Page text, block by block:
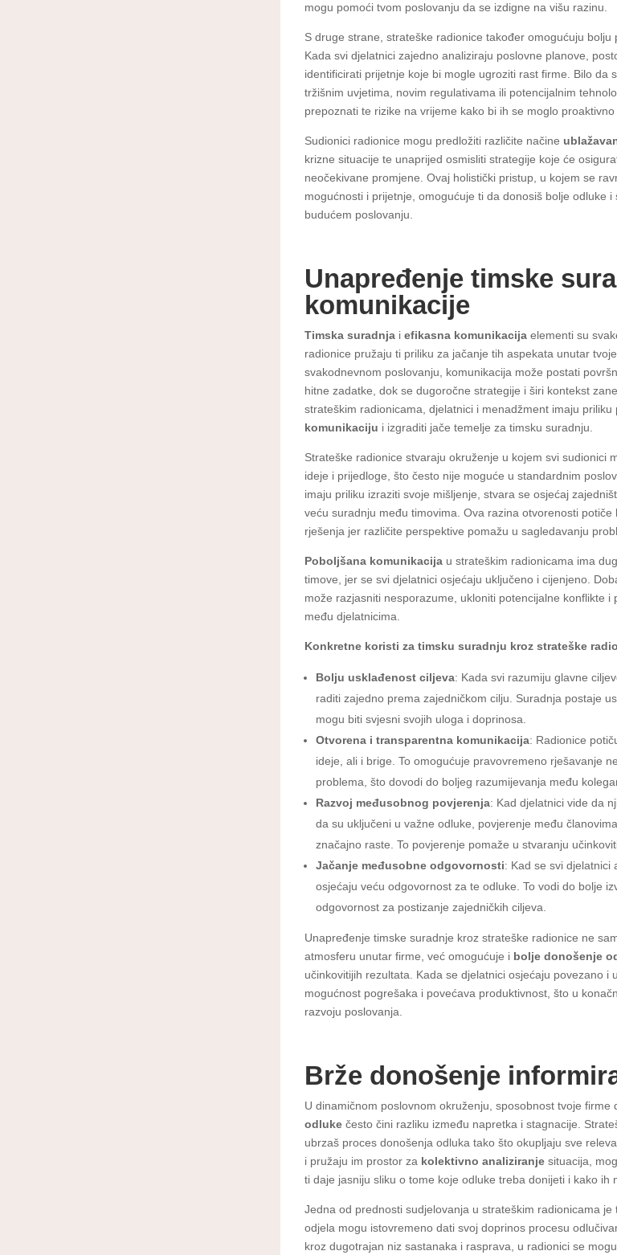
mogu pomoći tvom poslovanju da se izdigne na višu razinu.
S druge strane, strateške radionice također omogućuju bolju
Kada svi djelatnici zajedno analiziraju poslovne planove,
identificirati prijetnje koje bi mogle ugroziti rast firme. Bilo da
tržišnim uvjetima, novim regulativama ili potencijalnim
prepoznati te rizike na vrijeme kako bi ih se moglo
Sudionici radionice mogu predložiti različite načine
krizne situacije te unaprijed osmisliti strategije koje će
neočekivane promjene. Ovaj holistički pristup, u kojem se
mogućnosti i prijetnje, omogućuje ti da donosiš bolje odluke i
budućem poslovanju.
Unapređenje timske
komunikacije
Timska suradnja iefikasna komunikacija elementi su
radionice pružaju ti priliku za jačanje tih aspekata unutar
svakodnevnom poslovanju, komunikacija može postati
hitne zadatke, dok se dugoročne strategije i širi kontekst
strateškim radionicama, djelatnici i menadžment imaju priliku
komunikaciju i izgraditi jače temelje za timsku suradnju.
Strateške radionice stvaraju okruženje u kojem svi sudionici
ideje i prijedloge, što često nije moguće u standardnim
imaju priliku izraziti svoje mišljenje, stvara se osjećaj
veću suradnju među timovima. Ova razina otvorenosti potiče
rješenja jer različite perspektive pomažu u sagledavanju
Poboljšana komunikacija u strateškim radionicama ima
timove, jer se svi djelatnici osjećaju uključeno i cijenjeno.
može razjasniti nesporazume, ukloniti potencijalne konflikte i
među djelatnicima.
Konkretne koristi za timsku suradnju kroz strateške
Bolju usklađenost ciljeva: Kada svi razumiju glavne
raditi zajedno prema zajedničkom cilju. Suradnja postaje
mogu biti svjesni svojih uloga i doprinosa.
Otvorena i transparentna komunikacija: Radionice
ideje, ali i brige. To omogućuje pravovremeno rješavanje
problema, što dovodi do boljeg razumijevanja među
Razvoj međusobnog povjerenja: Kad djelatnici vide da
da su uključeni u važne odluke, povjerenje među
značajno raste. To povjerenje pomaže u stvaranju
Jačanje međusobne odgovornosti: Kad se svi djelatnici
osjećaju veću odgovornost za te odluke. To vodi do bolje
odgovornost za postizanje zajedničkih ciljeva.
Unapređenje timske suradnje kroz strateške radionice ne
atmosferu unutar firme, već omogućuje i bolje donošenje
učinkovitijih rezultata. Kada se djelatnici osjećaju povezano i
mogućnost pogrešaka i povećava produktivnost, što u
razvoju poslovanja.
Brže donošenje
U dinamičnom poslovnom okruženju, sposobnost tvoje firme
odluke često čini razliku između napretka i stagnacije.
ubrzaš proces donošenja odluka tako što okupljaju sve
i pružaju im prostor za kolektivno analiziranje situacija,
ti daje jasniju sliku o tome koje odluke treba donijeti i kako ih
Jedna od prednosti sudjelovanja u strateškim radionicama je
odjela mogu istovremeno dati svoj doprinos procesu
kroz dugotrajan niz sastanaka i rasprava, u radionici se mogu